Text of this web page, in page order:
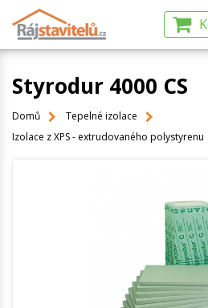
Styrodur 4000 CS
Domů
Tepelné izolace
Izolace z XPS - extrudovaného polystyrenu